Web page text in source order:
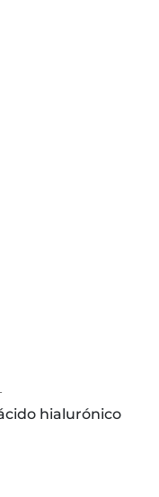
hialurónico